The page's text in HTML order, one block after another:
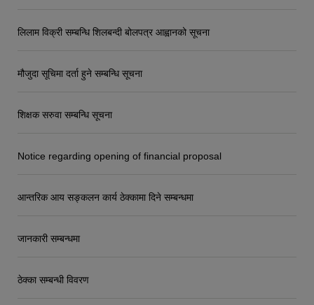
लिलाम विक्री सम्बन्धि शिलबन्दी बोलपत्र आह्वानको सूचना
मौजुदा सूचिमा दर्ता हुने सम्बन्धि सूचना
शिक्षक सरुवा सम्बन्धि सूचना
Notice regarding opening of financial proposal
आन्तरिक आय सङ्कलन कार्य ठेक्कामा दिने सम्बन्धमा
जानकारी सम्बन्धमा
ठेक्का सम्बन्धी विवरण